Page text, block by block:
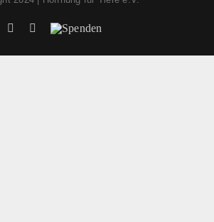
FacebookInstagram
Spenden